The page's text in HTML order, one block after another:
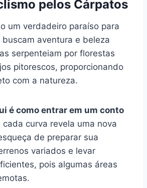
pelos Cárpatos
um verdadeiro paraíso para
aventura e beleza
serpenteiam por florestas
pitorescos, proporcionando
com a natureza.
é como entrar em um conto
cada curva revela uma nova
de preparar sua
variados e levar
pois algumas áreas